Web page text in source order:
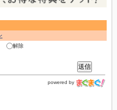
解除
powered by